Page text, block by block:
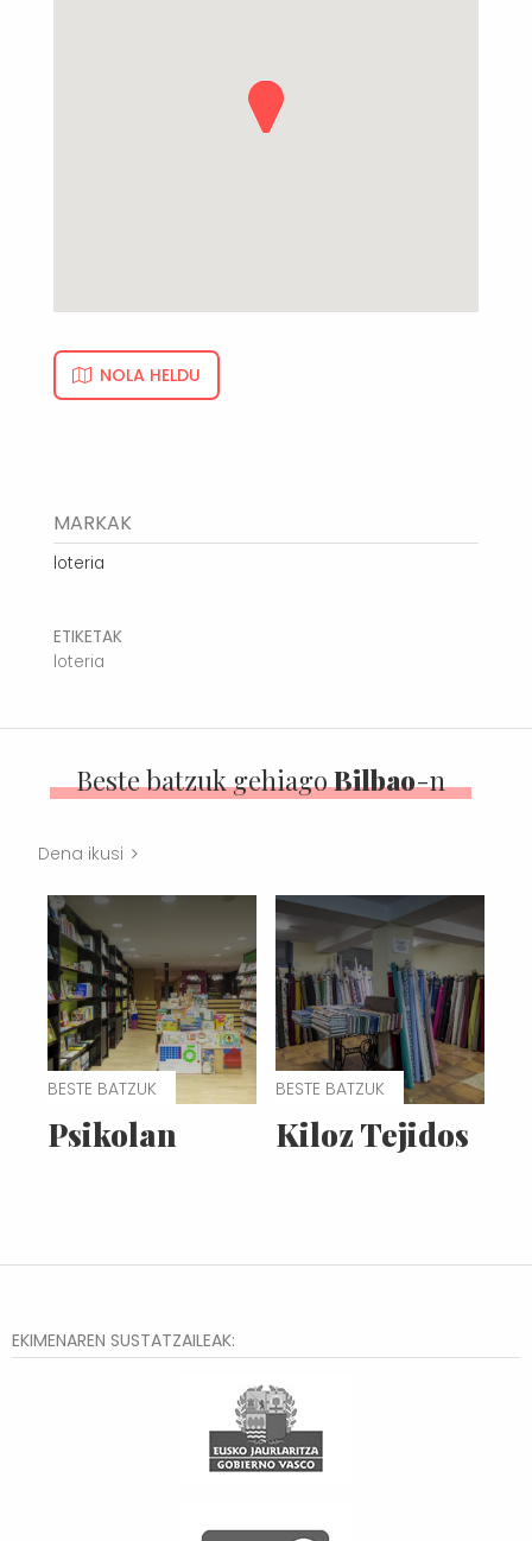
NOLA HELDU
MARKAK
loteria
ETIKETAK
loteria
Beste batzuk gehiagoBilbao-n
Dena ikusi
BESTE BATZUK
Psikolan
BESTE BATZUK
Kiloz Tejidos
EKIMENAREN SUSTATZAILEAK: